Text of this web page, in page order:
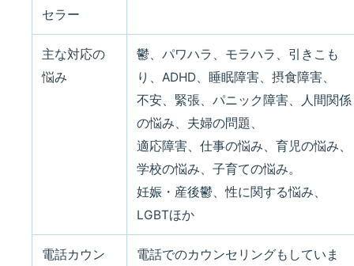
セラー
主な対応の
悩み
鬱、パワハラ、モラハラ、引きこも
り、ADHD、睡眠障害、摂食障害、
不安、緊張、パニック障害、人間関係
の悩み、夫婦の問題、
適応障害、仕事の悩み、育児の悩み、
学校の悩み、子育ての悩み。
妊娠・産後鬱、性に関する悩み、
LGBTほか
電話カウン
電話でのカウンセリングもしていま